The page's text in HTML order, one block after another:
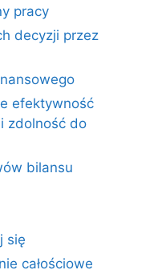
pracy
decyzji przez
efektywność
zdolność do
bilansu
się
całościowe